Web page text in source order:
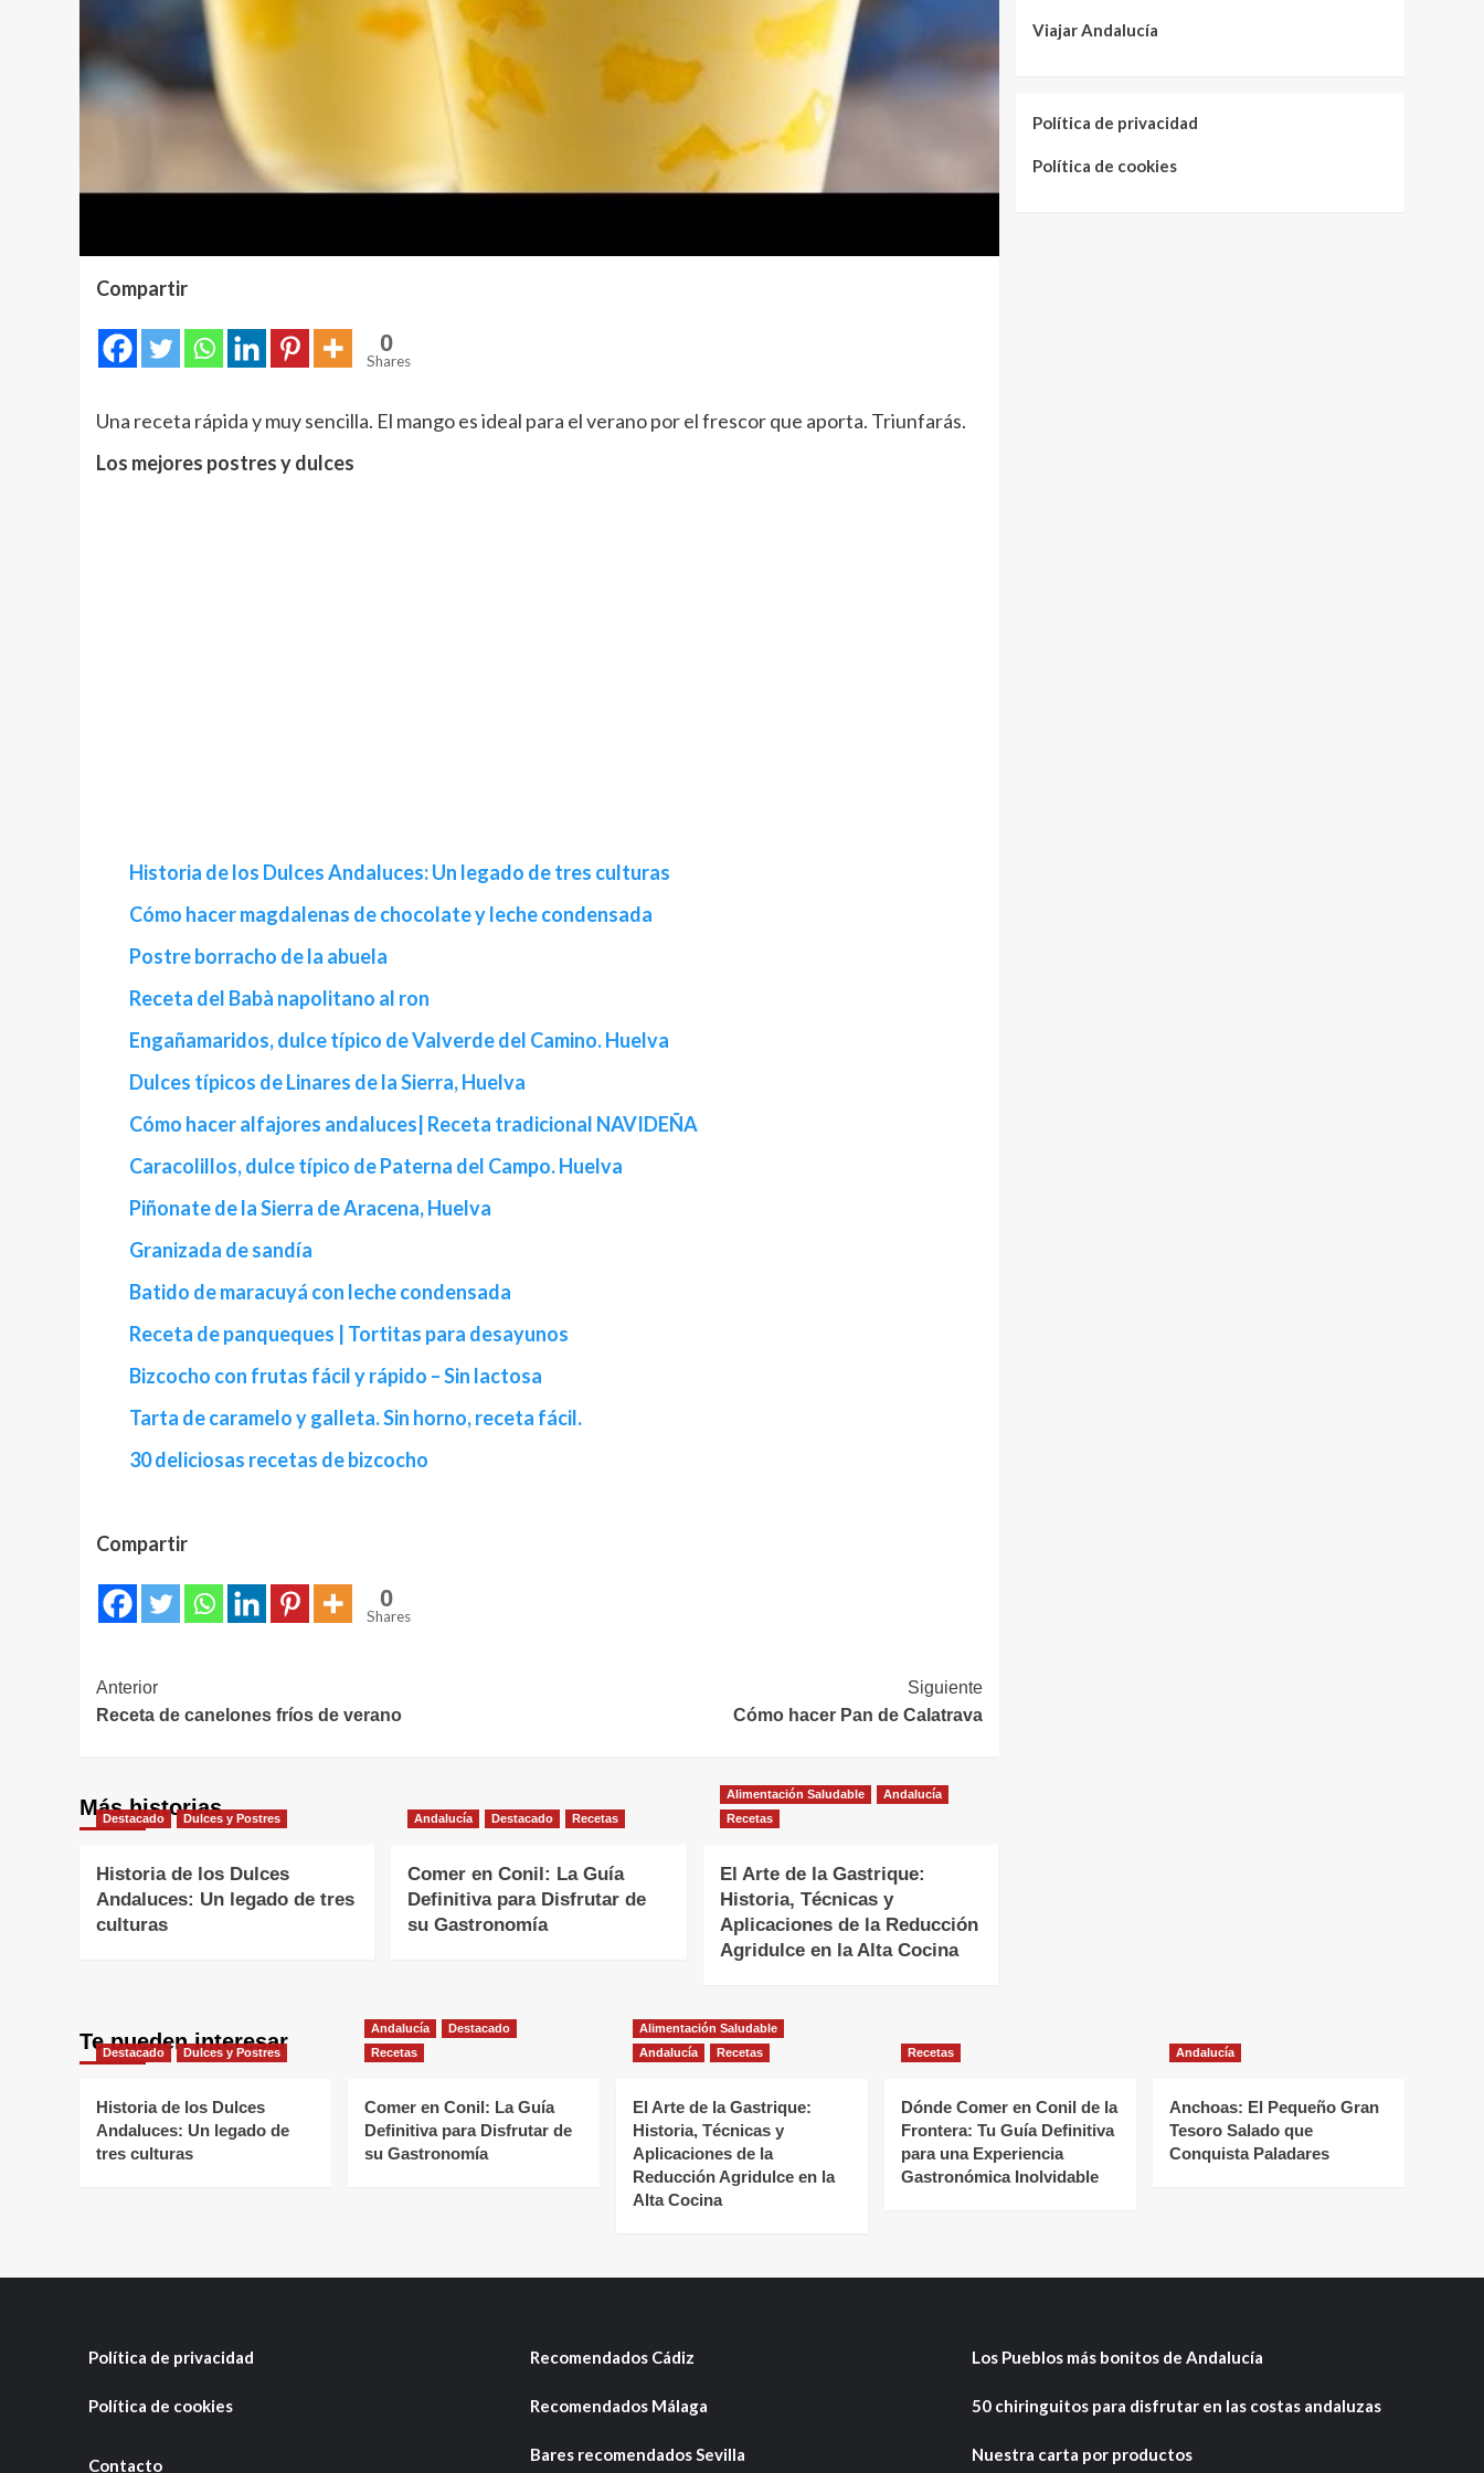
Compartir
0
Shares
Una receta rápida y muy sencilla. El mango es ideal para el verano por el frescor que aporta. Triunfarás.
Los mejores postres y dulces
Historia de los Dulces Andaluces: Un legado de tres culturas
Cómo hacer magdalenas de chocolate y leche condensada
Postre borracho de la abuela
Receta del Babà napolitano al ron
Engañamaridos, dulce típico de Valverde del Camino. Huelva
Dulces típicos de Linares de la Sierra, Huelva
Cómo hacer alfajores andaluces| Receta tradicional NAVIDEÑA
Caracolillos, dulce típico de Paterna del Campo. Huelva
Piñonate de la Sierra de Aracena, Huelva
Granizada de sandía
Batido de maracuyá con leche condensada
Receta de panqueques | Tortitas para desayunos
Bizcocho con frutas fácil y rápido – Sin lactosa
Tarta de caramelo y galleta. Sin horno, receta fácil.
30 deliciosas recetas de bizcocho
Compartir
0
Shares
Navegación
de
Anterior
Receta de canelones fríos de verano
Siguiente
Cómo hacer Pan de Calatrava
Más historias
Destacado Dulces y Postres
Historia de los Dulces
Andaluces: Un legado de tres
culturas
Andalucía Destacado Recetas
Comer en Conil: La Guía
Definitiva para Disfrutar de
su Gastronomía
Alimentación Saludable
Andalucía
Recetas
El Arte de la Gastrique:
Historia, Técnicas y
Aplicaciones de la Reducción
Agridulce en la Alta Cocina
Viajar Andalucía
Política de privacidad
Política de cookies
Te pueden interesar
Destacado Dulces y Postres
Historia de los Dulces
Andaluces: Un legado de
tres culturas
Andalucía
Destacado
Recetas
Comer en Conil: La Guía
Definitiva para Disfrutar de
su Gastronomía
Alimentación Saludable
Andalucía
Recetas
El Arte de la Gastrique:
Historia, Técnicas y
Aplicaciones de la
Reducción Agridulce en la
Alta Cocina
Recetas
Dónde Comer en Conil de la
Frontera: Tu Guía Definitiva
para una Experiencia
Gastronómica Inolvidable
Andalucía
Anchoas: El Pequeño Gran
Tesoro Salado que
Conquista Paladares
Política de privacidad
Política de cookies
Contacto
Recomendados Cádiz
Recomendados Málaga
Bares recomendados Sevilla
Los Pueblos más bonitos de Andalucía
50 chiringuitos para disfrutar en las costas andaluzas
Nuestra carta por productos